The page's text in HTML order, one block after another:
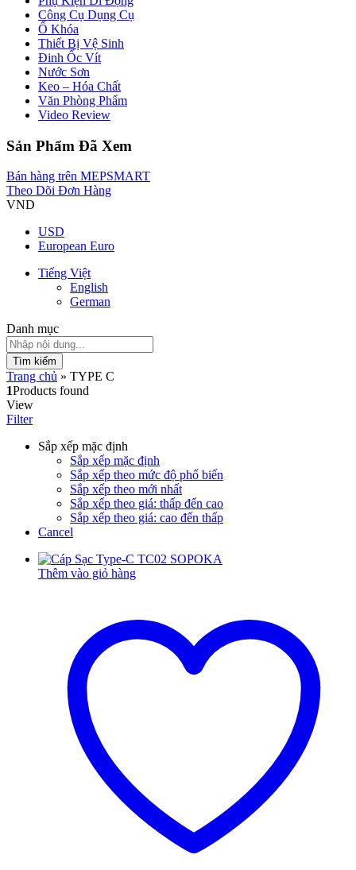
Công Cụ Dụng Cụ
Ổ Khóa
Thiết Bị Vệ Sinh
Đinh Ốc Vít
Nước Sơn
Keo – Hóa Chất
Văn Phòng Phẩm
Video Review
Sản Phẩm Đã Xem
Bán hàng trên MEPSMART
Theo Dõi Đơn Hàng
VND
USD
European Euro
Tiếng Việt
English
German
Danh mục
Tìm kiếm
Trang chủ » TYPE C
1Products found
View
Filter
Sắp xếp mặc định
Sắp xếp mặc định
Sắp xếp theo mức độ phổ biến
Sắp xếp theo mới nhất
Sắp xếp theo giá: thấp đến cao
Sắp xếp theo giá: cao đến thấp
Cancel
Thêm vào giỏ hàng